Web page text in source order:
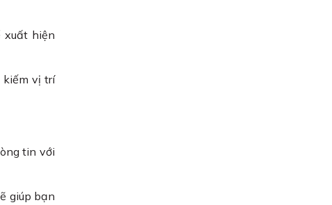
xuất hiện
kiếm vị trí
tin với
giúp bạn